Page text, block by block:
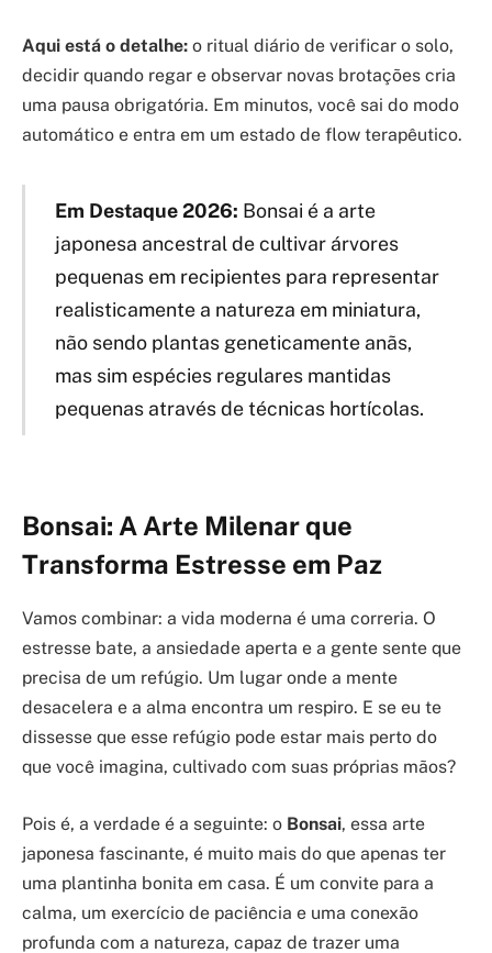
Aqui está o detalhe: o ritual diário de verificar o solo,
decidir quando regar e observar novas brotações cria
uma pausa obrigatória. Em minutos, você sai do modo
automático e entra em um estado de flow terapêutico.
Em Destaque 2026: Bonsai é a arte
japonesa ancestral de cultivar árvores
pequenas em recipientes para representar
realisticamente a natureza em miniatura,
não sendo plantas geneticamente anãs,
mas sim espécies regulares mantidas
pequenas através de técnicas hortícolas.
Bonsai: A Arte Milenar que
Transforma Estresse em Paz
Vamos combinar: a vida moderna é uma correria. O
estresse bate, a ansiedade aperta e a gente sente que
precisa de um refúgio. Um lugar onde a mente
desacelera e a alma encontra um respiro. E se eu te
dissesse que esse refúgio pode estar mais perto do
que você imagina, cultivado com suas próprias mãos?
Pois é, a verdade é a seguinte: o Bonsai, essa arte
japonesa fascinante, é muito mais do que apenas ter
uma plantinha bonita em casa. É um convite para a
calma, um exercício de paciência e uma conexão
profunda com a natureza, capaz de trazer uma